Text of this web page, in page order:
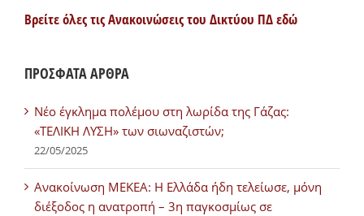
Βρείτε όλες τις Ανακοινώσεις του Δικτύου ΠΔ εδώ
ΠΡΟΣΦΑΤΑ ΑΡΘΡΑ
Νέο έγκλημα πολέμου στη λωρίδα της Γάζας:
«ΤΕΛΙΚΗ ΛΥΣΗ» των σιωναζιστών;
22/05/2025
Ανακοίνωση ΜΕΚΕΑ: Η Ελλάδα ήδη τελείωσε, μόνη
διέξοδος η ανατροπή – 3η παγκοσμίως σε